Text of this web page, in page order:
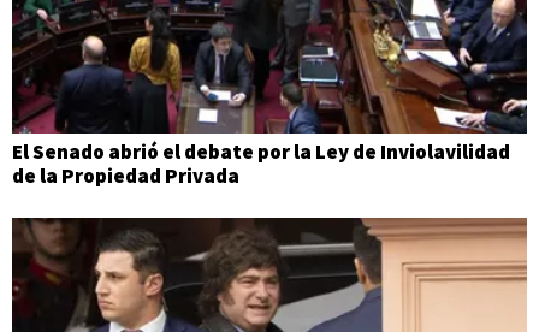
El Senado abrió el debate por la Ley de Inviolavilidad
de la Propiedad Privada